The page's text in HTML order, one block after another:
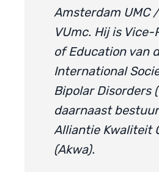
Amsterdam UMC
VUmc. Hij is
of Education van
International
Bipolar Disorders
daarnaast
Alliantie Kwaliteit
(Akwa).